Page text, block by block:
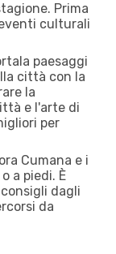
Prima
culturali
paesaggi
città con la
la
e l'arte di
per
Cumana e i
a piedi. È
dagli
da